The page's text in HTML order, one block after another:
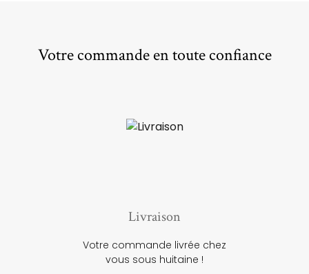
Votre commande en toute confiance
Livraison
Votre commande livrée chez
vous sous huitaine !